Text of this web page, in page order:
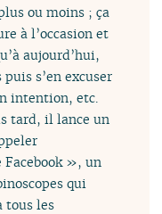
ou moins ; ça
à l’occasion et
aujourd’hui,
s’en excuser
intention, etc.
tard, il lance un
», un
qui
tous les